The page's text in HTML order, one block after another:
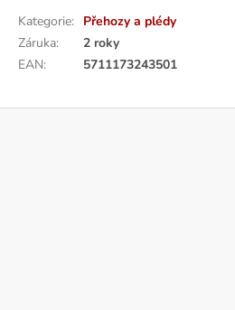
Kategorie: Přehozy a plédy
Záruka:
2 roky
EAN: 5711173243501
Z